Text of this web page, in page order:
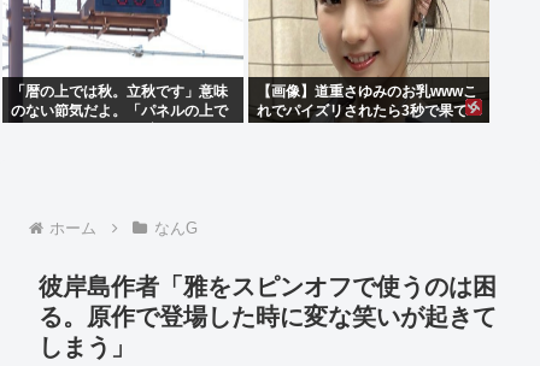
「暦の上では秋。立秋です」意味
のない節気だよ。「パネルの上で
【画像】道重さゆみのお乳wwwこ
れでパイズリされたら3秒で果て
ホーム なんG
彼岸島作者「雅をスピンオフで使うのは困
る。原作で登場した時に変な笑いが起きて
しまう」